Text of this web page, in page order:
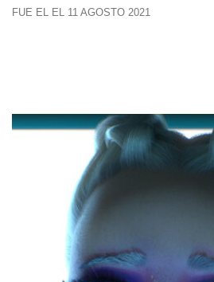
FUE EL EL 11 AGOSTO 2021